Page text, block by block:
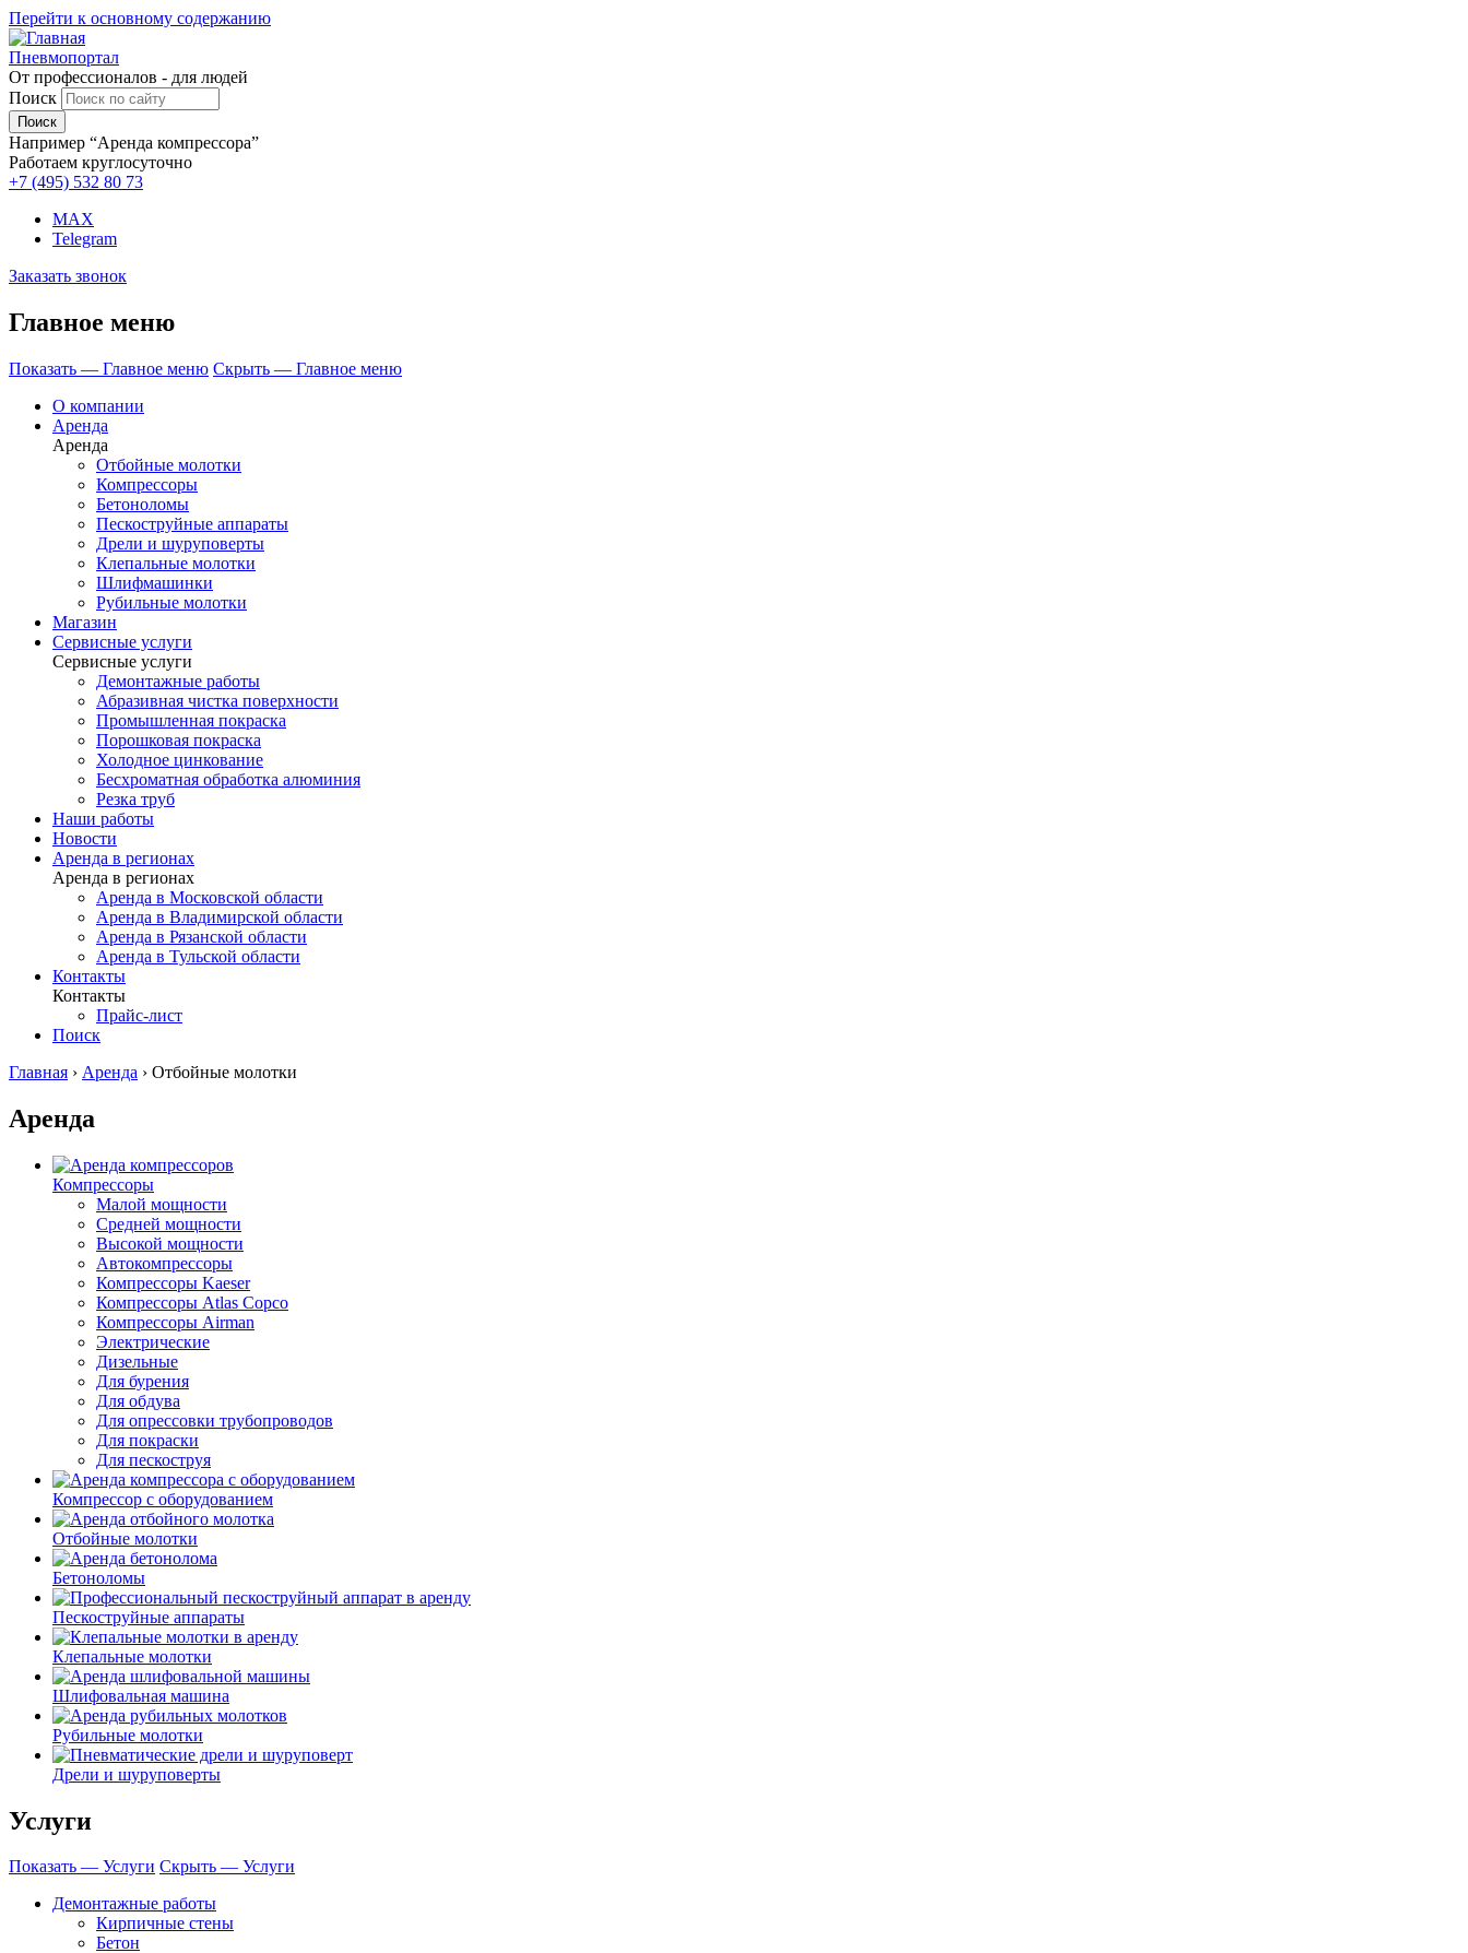
Перейти к основному содержанию
Пневмопортал
От профессионалов - для людей
Поиск
Например “Аренда компрессора”
Работаем круглосуточно
+7 (495) 532 80 73
MAX
Telegram
Заказать звонок
Главное меню
Показать — Главное меню Скрыть — Главное меню
О компании
Аренда
Аренда
Отбойные молотки
Компрессоры
Бетоноломы
Пескоструйные аппараты
Дрели и шуруповерты
Клепальные молотки
Шлифмашинки
Рубильные молотки
Магазин
Сервисные услуги
Сервисные услуги
Демонтажные работы
Абразивная чистка поверхности
Промышленная покраска
Порошковая покраска
Холодное цинкование
Бесхроматная обработка алюминия
Резка труб
Наши работы
Новости
Аренда в регионах
Аренда в регионах
Аренда в Московской области
Аренда в Владимирской области
Аренда в Рязанской области
Аренда в Тульской области
Контакты
Контакты
Прайс-лист
Поиск
Главная › Аренда › Отбойные молотки
Аренда
Компрессоры
Малой мощности
Средней мощности
Высокой мощности
Автокомпрессоры
Компрессоры Kaeser
Компрессоры Atlas Copco
Компрессоры Airman
Электрические
Дизельные
Для бурения
Для обдува
Для опрессовки трубопроводов
Для покраски
Для пескоструя
Компрессор с оборудованием
Отбойные молотки
Бетоноломы
Пескоструйные аппараты
Клепальные молотки
Шлифовальная машина
Рубильные молотки
Дрели и шуруповерты
Услуги
Показать — Услуги Скрыть — Услуги
Демонтажные работы
Кирпичные стены
Бетон